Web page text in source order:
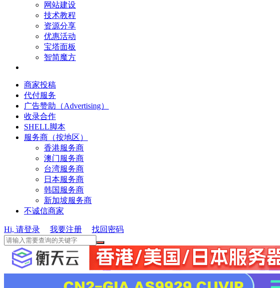
网站建设
技术教程
资源分享
优惠活动
宝塔面板
智简魔方
商家投稿
代付服务
广告赞助（Advertising）
收录合作
SHELL脚本
服务商（按地区）
香港服务商
澳门服务商
台湾服务商
日本服务商
韩国服务商
新加坡服务商
不诚信商家
Hi, 请登录 我要注册 找回密码